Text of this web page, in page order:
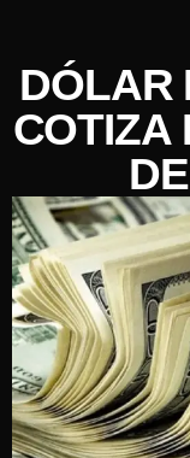
DÓLAR
COTIZA